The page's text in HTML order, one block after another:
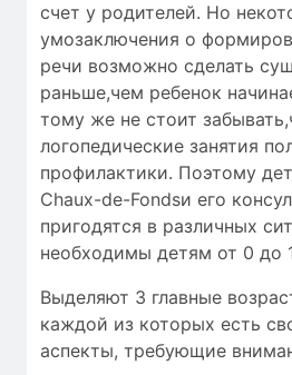
счет у родителей. Но
умозаключения о
речи возможно сделать
раньше,чем ребенок
тому же не стоит
логопедические занятия
профилактики. Поэтому
Chaux-de-Fondsи его
пригодятся в различных
необходимы детям от 0 до
Выделяют 3 главные
каждой из которых есть
аспекты, требующие